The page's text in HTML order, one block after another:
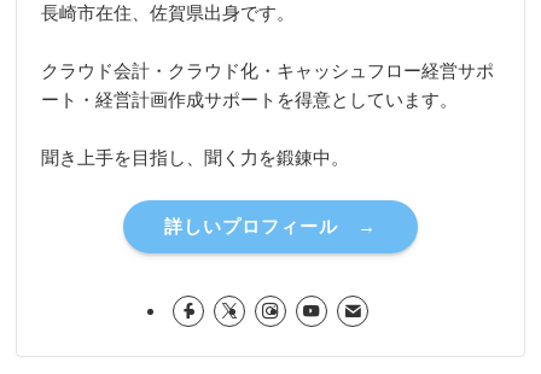
長崎市在住、佐賀県出身です。
クラウド会計・クラウド化・キャッシュフロー経営サポ
ート・経営計画作成サポートを得意としています。
聞き上手を目指し、聞く力を鍛錬中。
詳しいプロフィール →